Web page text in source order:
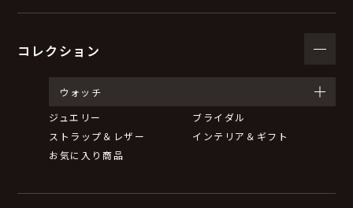
コレクション
ウォッチ
ジュエリー
ブライダル
ストラップ＆レザー
インテリア＆ギフト
お気に入り商品